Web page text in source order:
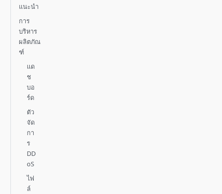
แนะนำ
การ
บริหาร
ผลิตภัณ
ฑ์
แด
ช
บอ
ร์ด
ตัว
จัด
กา
ร
DD
oS
ไฟ
ล์